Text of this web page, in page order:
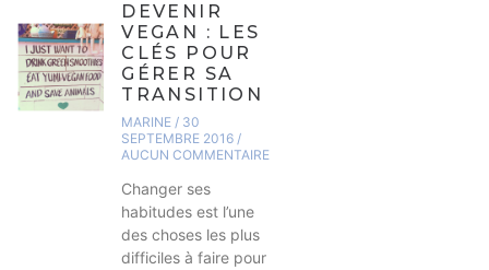
DEVENIR
VEGAN : LES
CLÉS POUR
GÉRER SA
TRANSITION
MARINE 30
SEPTEMBRE 2016
AUCUN COMMENTAIRE
Changer ses
habitudes est l’une
des choses les plus
difficiles à faire pour